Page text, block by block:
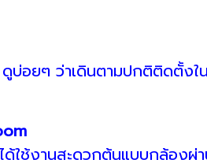
บ่อยๆ ว่าเดินตามปกติติดตั้งใ
ด้ใช้งานสะดวกต้นแบบกล้อง